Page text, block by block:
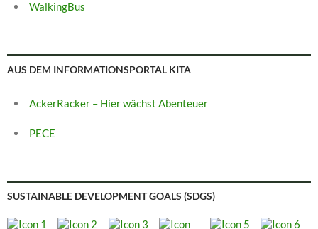
WalkingBus
AUS DEM INFORMATIONSPORTAL KITA
AckerRacker – Hier wächst Abenteuer
PECE
SUSTAINABLE DEVELOPMENT GOALS (SDGS)